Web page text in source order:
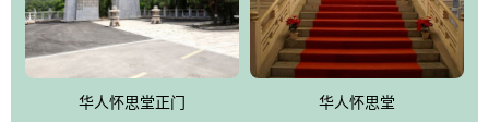
气势宏伟、古朴端庄、别具一格。怀思堂大殿入口两侧是用蜡染技
术描绘的抽象派创意绘画，大环境中的长城文化与炎黄始祖，小环
境的绘画中的河流、山川、彩云、明月，意喻着往生者与长城同
伴，与祖宗同眠，他（她）们的思想与品德与山河同在，与日月同
华人怀思堂正门 华人怀思堂